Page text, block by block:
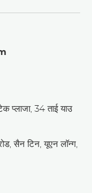
प्लाजा, 34 ताई याउ
सैन टिन, यूएन लॉन्ग,